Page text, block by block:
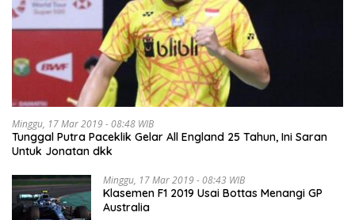
Minggu, 17 Mar 2019 - 08:48 WIB
Tunggal Putra Paceklik Gelar All England 25 Tahun, Ini Saran
Untuk Jonatan dkk
Minggu, 17 Mar 2019 - 08:43 WIB
Klasemen F1 2019 Usai Bottas Menangi GP
Australia